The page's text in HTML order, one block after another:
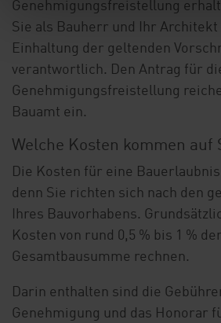
Genehmigungsfreistellung
Sie als Bauherr und Ihr
Einhaltung der geltenden
verantwortlich. Den Antrag für
Genehmigungsfreistellung
Bauamt ein.
Welche Kosten kommen auf
Die Kosten für eine
denn Sie richten sich nach den
Ihres Bauvorhabens.
Kosten von rund 0,5 % bis 1 % der
Gesamtbausumme rechnen.
Darin enthalten sind die
Genehmigung und das Honorar